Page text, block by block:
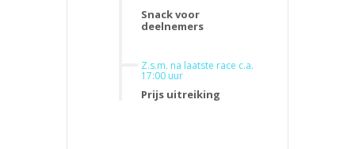
Snack voor
deelnemers
Z.s.m. na laatste race c.a.
17:00 uur
Prijs uitreiking